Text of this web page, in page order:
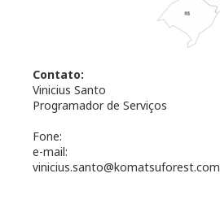
Contato:
Vinicius Santo
Programador de Serviços
Fone:
e-mail:
vinicius.santo@komatsuforest.com